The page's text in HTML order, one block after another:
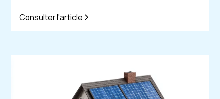
Consulter l'article